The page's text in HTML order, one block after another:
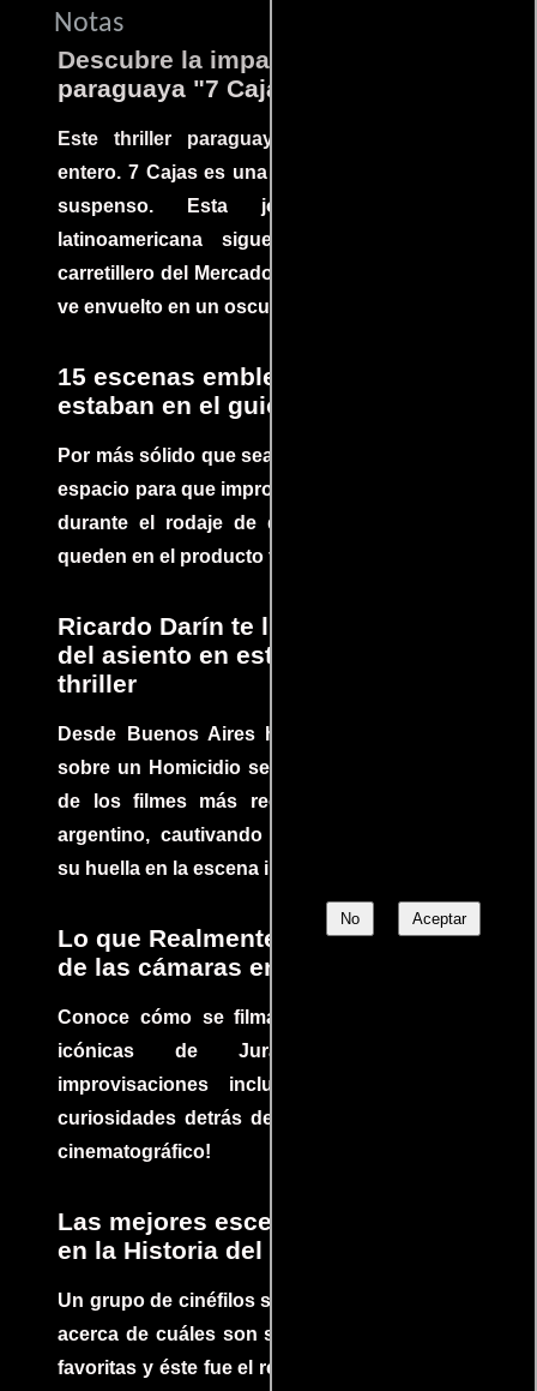
No Aceptar
Notas
Descubre la impactante película
paraguaya "7 Cajas"
Este thriller paraguayo cautivó al mundo
entero. 7 Cajas es una explosión de acción y
suspenso. Esta joya cinematográfica
latinoamericana sigue la historia de un
carretillero del Mercado 4 de Asunción que se
ve envuelto en un oscuro mundo de crimen
15 escenas emblemáticas que no
estaban en el guion
Por más sólido que sea un guión siempre hay
espacio para que improvisaciones que se dan
durante el rodaje de determinadas escenas
queden en el producto final.
Ricardo Darín te llevará al borde
del asiento en este increíble
thriller
Desde Buenos Aires hasta el mundo, Tesis
sobre un Homicidio se ha convertido en uno
de los filmes más recomendados del cine
argentino, cautivando audiencias y dejando
su huella en la escena internacional.
Lo que Realmente Sucedió detrás
de las cámaras en Jurassic Park
Conoce cómo se filmaron algunas escenas
icónicas de Jurassic Park, con
improvisaciones incluidas. ¡Descubre las
curiosidades detrás del rodaje de un clásico
cinematográfico!
Las mejores escenas de acción
en la Historia del cine
Un grupo de cinéfilos se juntaron para debatir
acerca de cuáles son sus escenas de acción
favoritas y éste fue el resultado. No te pierdas